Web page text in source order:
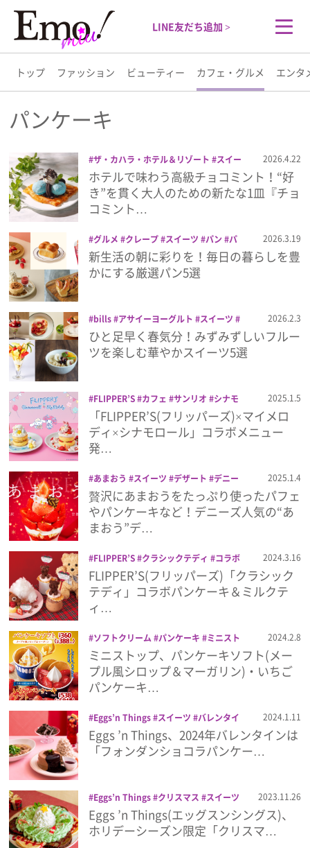
LINE友だち追加 >
トップ ファッション ビューティー カフェ・グルメ エンタ
トップ
ファッション
ビューティー
カフェ・グルメ
エンタメ
ライフスタイル
プレゼント
インタビュー
フィルム
Emoメン
ランキング
Emo!miuとは？
免責事項
プライバシーポリシー
利用規約
お問い合わせ
パンケーキ
ザ・カハラ・ホテル＆リゾート
スイー
ツ チョコミント パンケーキ
2026.4.22
ホテルで味わう高級チョコミント！“好
き”を貫く大人のための新たな1皿『チョ
コミント…
グルメ クレープ スイーツ パン
パ
ンケーキ
2026.3.19
新生活の朝に彩りを！毎日の暮らしを豊
かにする厳選パン5選
bills アサイーヨーグルト
スイーツ
デニーズ パティスリー パブロフ パン
ケーキ プリンアラモード
フルーツパフ
ェ
千疋屋総本店 果実園リーベル
2026.2.3
ひと足早く春気分！みずみずしいフルー
ツを楽しむ華やかスイーツ5選
FLIPPER’S カフェ サンリオ
シナモ
ロール スイーツ パンケーキ フリッパ
ーズ
マイメロディ
2025.1.5
「FLIPPER’S(フリッパーズ)×マイメロ
ディ×シナモロール」コラボメニュー
発…
あまおう スイーツ デザート
デニー
ズ パフェ パンケーキ
2025.1.4
贅沢にあまおうをたっぷり使ったパフェ
やパンケーキなど！デニーズ人気の“あ
まおう”デ…
FLIPPER’S クラシックテディ
コラボ
スイーツ
パンケーキ
2024.3.16
FLIPPER’S(フリッパーズ)「クラシック
テディ」コラボパンケーキ＆ミルクテ
ィ…
ソフトクリーム パンケーキ
ミニスト
ップ
2024.2.8
ミニストップ、パンケーキソフト(メー
プル風シロップ＆マーガリン)・いちご
パンケーキ…
Eggs’n Things スイーツ
バレンタイ
ン パンケーキ
2024.1.11
Eggs ’n Things、2024年バレンタインは
「フォンダンショコラパンケー…
Eggs’n Things クリスマス
スイーツ
パンケーキ ホリデー
2023.11.26
Eggs ’n Things(エッグスンシングス)、
ホリデーシーズン限定「クリスマ…